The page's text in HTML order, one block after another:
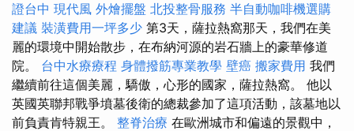
證台中 現代風 外燴擺盤 北投整骨服務 半自動咖啡機選購
建議 裝潢費用一坪多少 第3天，薩拉熱窩那天，我們在美
麗的環境中開始散步，在布納河源的岩石牆上的豪華修道
院。 台中水療療程 身體撥筋專業教學 壁癌 搬家費用 我們
繼續前往這個美麗，驕傲，心形的國家，薩拉熱窩。 他以
英國英聯邦戰爭墳墓後衛的總裁參加了這項活動，該墓地以
前負責肯特親王。 整脊治療 在歐洲城市和偏遠的景觀中，